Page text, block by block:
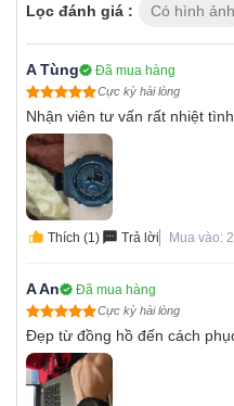
Lọc đánh giá : Có hình ảnh
A Tùng Đã mua hàng
Cực kỳ hài lòng
Nhận viên tư vấn rất nhiệt
Thích (1) Trả lời Mua vào:
A An Đã mua hàng
Cực kỳ hài lòng
Đẹp từ đồng hồ đến cách